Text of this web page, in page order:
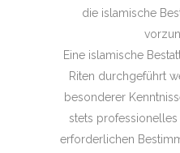
die islamische
Eine islamische
Riten durchgeführt
besonderer
stets
erforderlichen